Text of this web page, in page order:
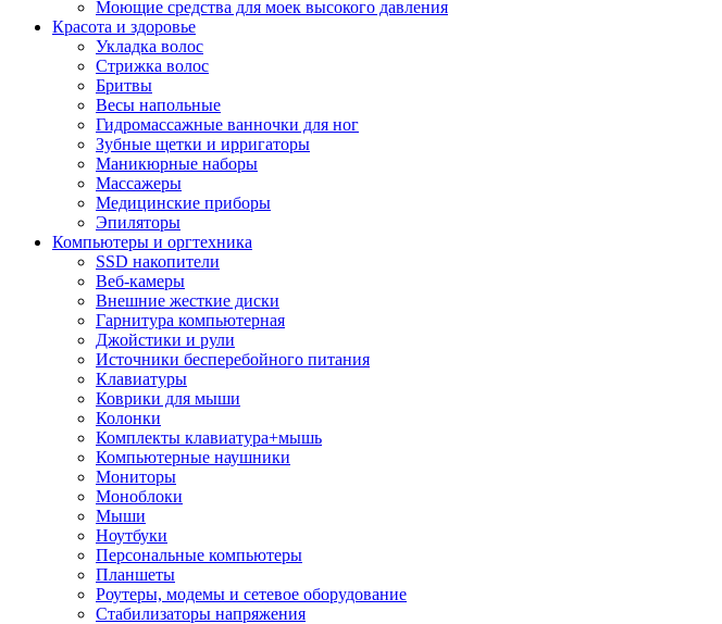
Моющие средства для моек высокого давления
Красота и здоровье
Укладка волос
Стрижка волос
Бритвы
Весы напольные
Гидромассажные ванночки для ног
Зубные щетки и ирригаторы
Маникюрные наборы
Массажеры
Медицинские приборы
Эпиляторы
Компьютеры и оргтехника
SSD накопители
Веб-камеры
Внешние жесткие диски
Гарнитура компьютерная
Джойстики и рули
Источники бесперебойного питания
Клавиатуры
Коврики для мыши
Колонки
Комплекты клавиатура+мышь
Компьютерные наушники
Мониторы
Моноблоки
Мыши
Ноутбуки
Персональные компьютеры
Планшеты
Роутеры, модемы и сетевое оборудование
Стабилизаторы напряжения